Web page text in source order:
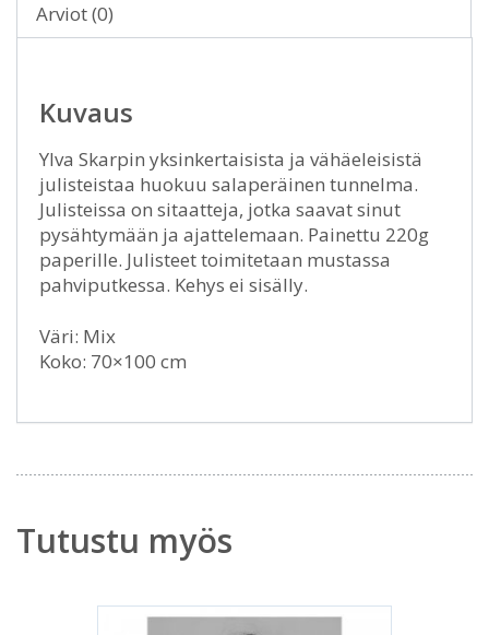
Arviot (0)
Kuvaus
Ylva Skarpin yksinkertaisista ja vähäeleisistä
julisteistaa huokuu salaperäinen tunnelma.
Julisteissa on sitaatteja, jotka saavat sinut
pysähtymään ja ajattelemaan. Painettu 220g
paperille. Julisteet toimitetaan mustassa
pahviputkessa. Kehys ei sisälly.
Väri: Mix
Koko: 70×100 cm
Tutustu myös